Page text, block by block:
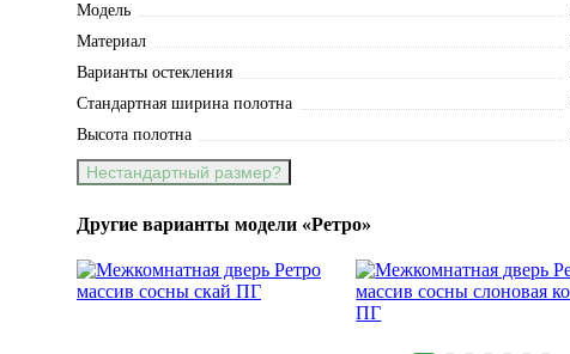
Модель
Материал
Варианты остекления
Стандартная ширина полотна
Высота полотна
Нестандартный размер?
Другие варианты модели «Ретро»